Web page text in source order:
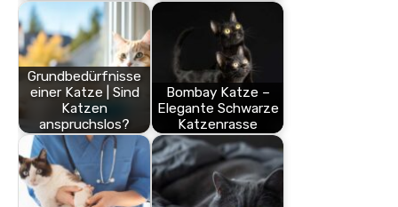
Grundbedürfnisse
einer Katze | Sind
Katzen
anspruchslos?
Bombay Katze –
Elegante Schwarze
Katzenrasse